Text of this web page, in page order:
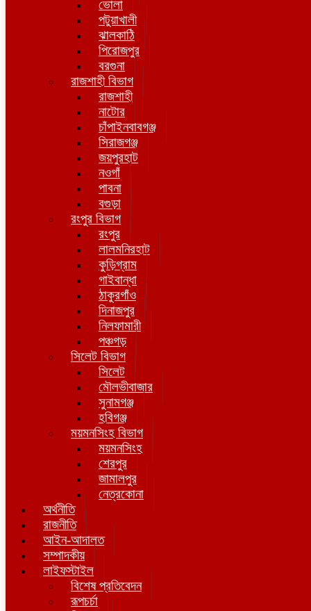
ভোলা
পটুয়াখালী
ঝালকাঠি
পিরোজপুর
বরগুনা
রাজশাহী বিভাগ
রাজশাহী
নাটোর
চাঁপাইনবাবগঞ্জ
সিরাজগঞ্জ
জয়পুরহাট
নওগাঁ
পাবনা
বগুড়া
রংপুর বিভাগ
রংপুর
লালমনিরহাট
কুড়িগ্রাম
গাইবান্ধা
ঠাকুরগাঁও
দিনাজপুর
নিলফামারী
পঞ্চগড়
সিলেট বিভাগ
সিলেট
মৌলভীবাজার
সুনামগঞ্জ
হবিগঞ্জ
ময়মনসিংহ বিভাগ
ময়মনসিংহ
শেরপুর
জামালপুর
নেত্রকোনা
অর্থনীতি
রাজনীতি
আইন-আদালত
সম্পাদকীয়
লাইফস্টাইল
বিশেষ প্রতিবেদন
রূপচর্চা